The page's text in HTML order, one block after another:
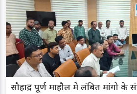
सौहाद्र पूर्ण माहौल मे लंबित मांगो के